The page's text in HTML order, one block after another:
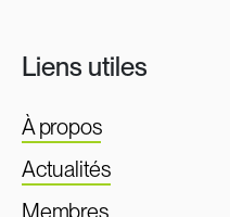
Liens utiles
À propos
Actualités
Membres